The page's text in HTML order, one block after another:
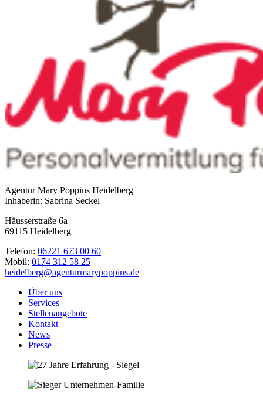
Agentur Mary Poppins Heidelberg
Inhaberin: Sabrina Seckel
Häusserstraße 6a
69115 Heidelberg
Telefon: 06221 673 00 60
Mobil: 0174 312 58 25
heidelberg@agenturmarypoppins.de
Über uns
Services
Stellenangebote
Kontakt
News
Presse